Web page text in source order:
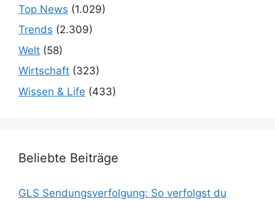
Top News (1.029)
Trends (2.309)
Welt (58)
Wirtschaft (323)
Wissen & Life (433)
Beliebte Beiträge
GLS Sendungsverfolgung: So verfolgst du